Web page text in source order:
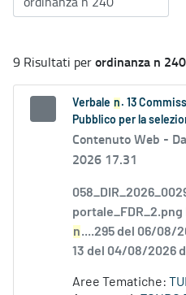
9 Risultati perordinanza n 240
Verbale n . 13
Pubblico per la
Contenuto Web -
2026 17.31
n....295 del 06/08/
13 del 04/08/2026
Aree Tematiche: